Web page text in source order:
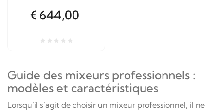
€ 644,00
Guide des mixeurs professionnels :
modèles et caractéristiques
Lorsqu’il s’agit de choisir un mixeur professionnel, il ne